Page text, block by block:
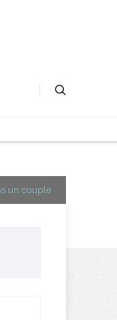
un couple